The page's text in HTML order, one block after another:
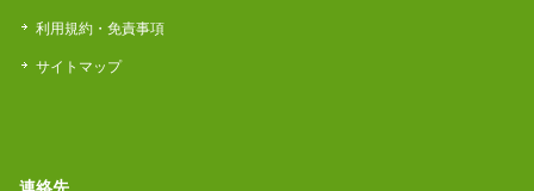
利用規約・免責事項
サイトマップ